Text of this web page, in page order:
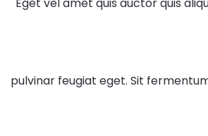
pulvinar feugiat eget. Sit